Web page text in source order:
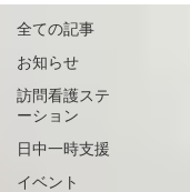
全ての記事
お知らせ
訪問看護ステ
ーション
日中一時支援
イベント